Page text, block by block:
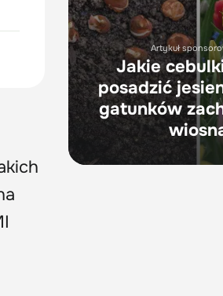
Artykuł
Jakie
posadzić
gatunków